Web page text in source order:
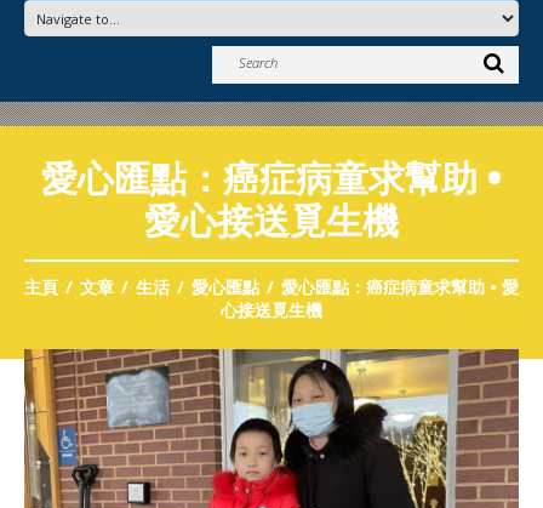
愛心匯點：癌症病童求幫助 •
愛心接送覓生機
主頁 文章 生活 愛心匯點
愛心匯點：癌症病童求幫助 • 愛
心接送覓生機